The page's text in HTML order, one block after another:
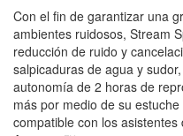
Con el fin de garantizar una
ambientes ruidosos, Stream
reducción de ruido y
salpicaduras de agua y
autonomía de 2 horas de
más por medio de su
compatible con los asistentes